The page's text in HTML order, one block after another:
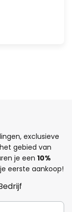
exclusieve
gebied van
je een 10%
eerste aankoop!